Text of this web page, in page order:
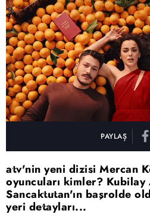
PAYLAŞ
atv'nin yeni dizisi Mercan
oyuncuları kimler? Kubilay
Sancaktutan'ın başrolde
yeri detayları...